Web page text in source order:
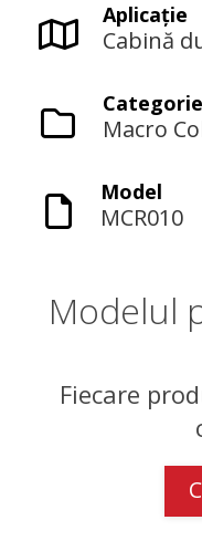
Aplicaţie
Cabină
Categorie
Macro
Model
MCR010
Modelul
Fiecare